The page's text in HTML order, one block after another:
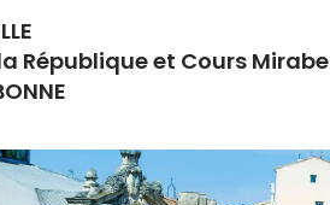
République et Cours